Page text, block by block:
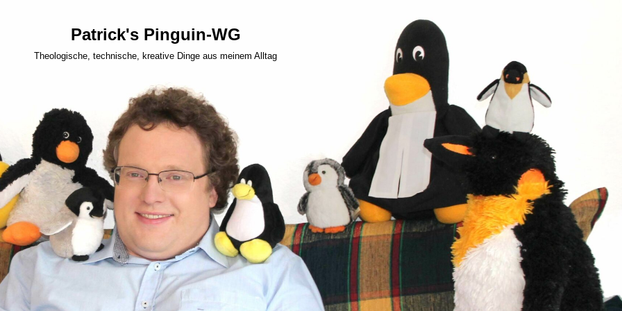
Patrick's Pinguin-WG
Theologische, technische, kreative Dinge aus meinem Alltag